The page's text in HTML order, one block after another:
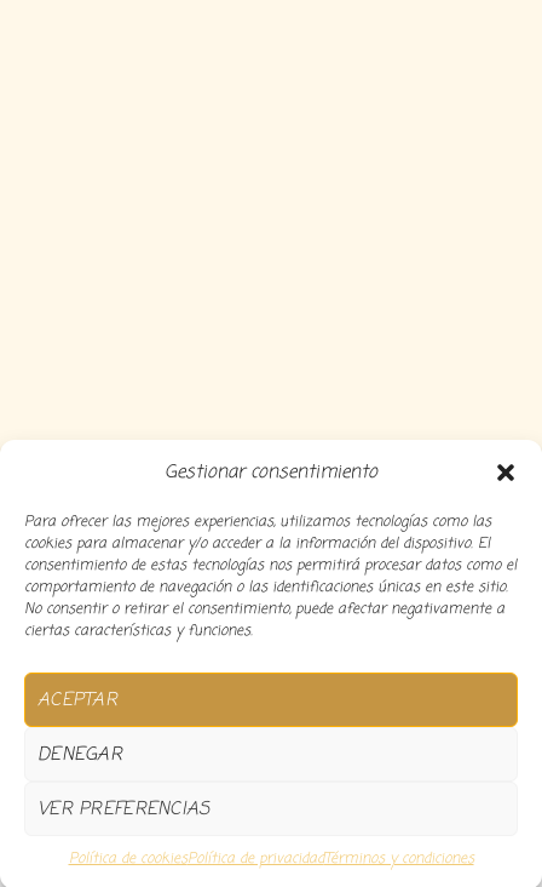
Gestionar consentimiento
Para ofrecer las mejores experiencias, utilizamos tecnologías como las
cookies para almacenar y/o acceder a la información del dispositivo. El
consentimiento de estas tecnologías nos permitirá procesar datos como el
comportamiento de navegación o las identificaciones únicas en este sitio.
No consentir o retirar el consentimiento, puede afectar negativamente a
ciertas características y funciones.
ACEPTAR
DENEGAR
VER PREFERENCIAS
Política de cookiesPolítica de privacidadTérminos y condiciones
Copyright 2024 Decocousiñas – Desarrollado por
informatico